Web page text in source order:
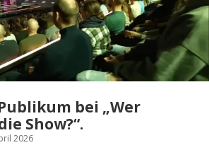
bei „Wer
Show?“.
2026